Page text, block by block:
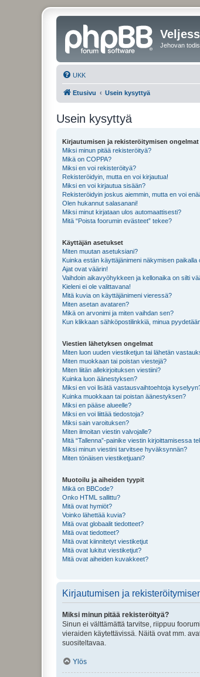
Jehovan
UKK
Etusivu Usein kysyttyä
Usein kysyttyä
Kirjautumisen ja rekisteröitymisen ongelmat
Miksi minun pitää rekisteröityä?
Mikä on COPPA?
Miksi en voi rekisteröityä?
Rekisteröidyin, mutta en voi kirjautua!
Miksi en voi kirjautua sisään?
Rekisteröidyin joskus aiemmin, mutta en voi
Olen hukannut salasanani!
Miksi minut kirjataan ulos automaattisesti?
Mitä “Poista foorumin evästeet” tekee?
Käyttäjän asetukset
Miten muutan asetuksiani?
Kuinka estän käyttäjänimeni näkymisen
Ajat ovat väärin!
Vaihdoin aikavyöhykkeen ja kellonaika on silti
Kieleni ei ole valittavana!
Mitä kuvia on käyttäjänimeni vieressä?
Miten asetan avataren?
Mikä on arvonimi ja miten vaihdan sen?
Kun klikkaan sähköpostilinkkiä, minua
Viestien lähetyksen ongelmat
Miten luon uuden viestiketjun tai lähetän
Miten muokkaan tai poistan viestejä?
Miten liitän allekirjoituksen viestiini?
Kuinka luon äänestyksen?
Miksi en voi lisätä vastausvaihtoehtoja
Kuinka muokkaan tai poistan äänestyksen?
Miksi en pääse alueelle?
Miksi en voi liittää tiedostoja?
Miksi sain varoituksen?
Miten ilmoitan viestin valvojalle?
Mitä “Tallenna”-painike viestin kirjoittamisessa
Miksi minun viestini tarvitsee hyväksynnän?
Miten tönäisen viestiketjuani?
Muotoilu ja aiheiden tyypit
Mikä on BBCode?
Onko HTML sallittu?
Mitä ovat hymiöt?
Voinko lähettää kuvia?
Mitä ovat globaalit tiedotteet?
Mitä ovat tiedotteet?
Mitä ovat kiinnitetyt viestiketjut
Mitä ovat lukitut viestiketjut?
Mitä ovat aiheiden kuvakkeet?
Kirjautumisen ja
Miksi minun pitää rekisteröityä?
Sinun ei välttämättä tarvitse, riippuu
vieraiden käytettävissä. Näitä ovat mm.
suositeltavaa.
Ylös